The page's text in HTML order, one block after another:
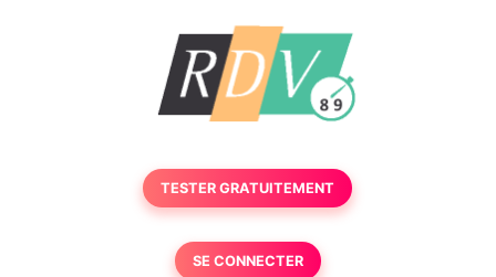
TESTER GRATUITEMENT
SE CONNECTER